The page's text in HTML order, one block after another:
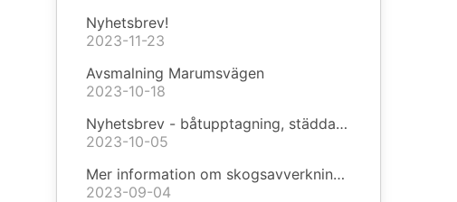
Nyhetsbrev!
2023-11-23
Avsmalning Marumsvägen
2023-10-18
Nyhetsbrev - båtupptagning, städdag och soptunnor!
2023-10-05
Mer information om skogsavverkningen
2023-09-04